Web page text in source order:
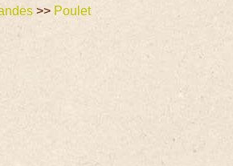
>> Poulet